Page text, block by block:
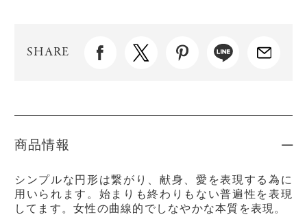
SHARE
商品情報
シンプルな円形は繋がり、献身、愛を表現する為に
用いられます。始まりも終わりもない普遍性を表現
してます。女性の曲線的でしなやかな本質を表現。